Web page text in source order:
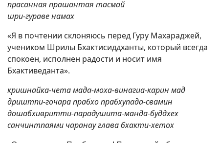
прасанная прашантая тасмай
шри-гураве намах
«Я в почтении склоняюсь перед Гуру Махараджей,
учеником Шрилы Бхактисиддханты, который всегда
спокоен, исполнен радости и носит имя
Бхактиведанта».
кришнайка-чета мада-моха-винагиа-карин мад
дриштпи-гочара прабхо прабхупада-свамин
дошабхивритти-парадушита-манда-буддхех
санчинтпаями чаранау глава бхакти-хетох